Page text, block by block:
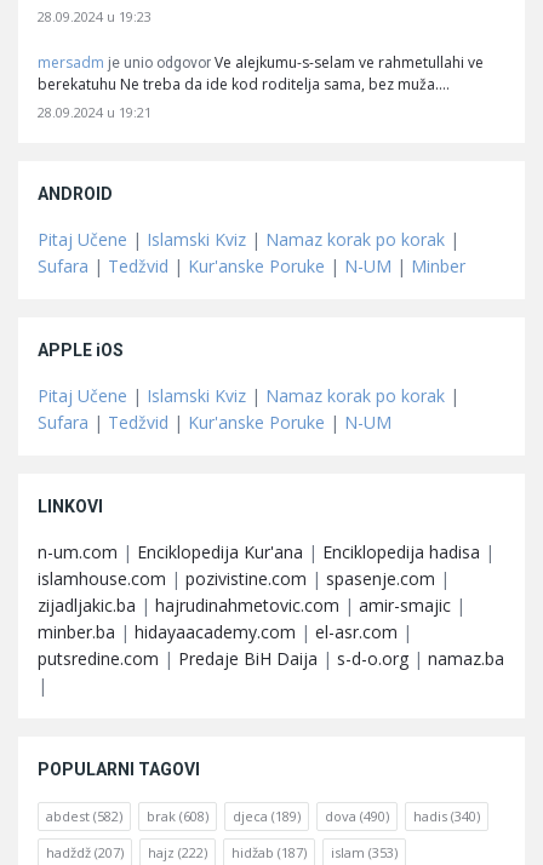
28.09.2024 u 19:23
mersadm je unio odgovor Ve alejkumu-s-selam ve rahmetullahi ve
berekatuhu Ne treba da ide kod roditelja sama, bez muža.…
28.09.2024 u 19:21
ANDROID
Pitaj Učene | Islamski Kviz | Namaz korak po korak |
Sufara | Tedžvid | Kur'anske Poruke | N-UM | Minber
APPLE iOS
Pitaj Učene | Islamski Kviz | Namaz korak po korak |
Sufara | Tedžvid | Kur'anske Poruke | N-UM
LINKOVI
n-um.com | Enciklopedija Kur'ana | Enciklopedija hadisa |
islamhouse.com | pozivistine.com | spasenje.com |
zijadljakic.ba | hajrudinahmetovic.com | amir-smajic |
minber.ba | hidayaacademy.com | el-asr.com |
putsredine.com | Predaje BiH Daija | s-d-o.org | namaz.ba
|
POPULARNI TAGOVI
abdest (582) brak (608) djeca (189) dova (490) hadis (340)
hadždž (207) hajz (222) hidžab (187) islam (353)